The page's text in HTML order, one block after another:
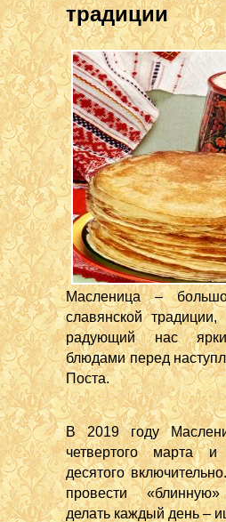
традиции
Масленица –
славянской
радующий нас
блюдами перед
Поста.
В 2019 году
четвертого марта
десятого
провести
делать каждый день –